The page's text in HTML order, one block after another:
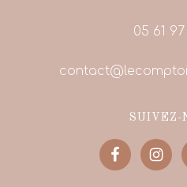
05 61 97
SUIVEZ-